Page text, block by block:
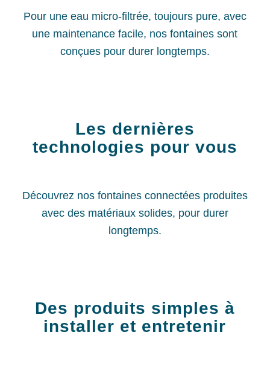
Pour une eau micro-filtrée, toujours pure, avec
une maintenance facile, nos fontaines sont
conçues pour durer longtemps.
Les dernières
technologies pour vous
Découvrez nos fontaines connectées produites
avec des matériaux solides, pour durer
longtemps.
Des produits simples à
installer et entretenir